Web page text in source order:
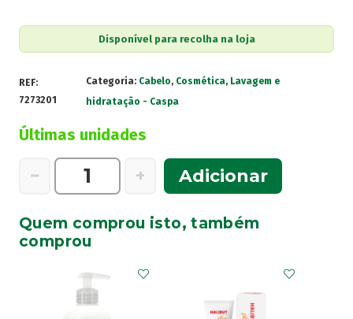
Disponível para recolha na loja
REF:
7273201
Categoria: Cabelo, Cosmética, Lavagem e
hidratação - Caspa
Últimas unidades
−
Quantidade
Plus
by
+ Adicionar
Quem comprou isto, também
comprou